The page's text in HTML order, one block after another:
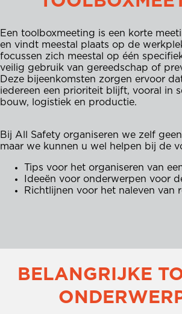
Een toolboxmeeting is een korte
en vindt meestal plaats op de
focussen zich meestal op één
veilig gebruik van gereedschap of
Deze bijeenkomsten zorgen ervoor
iedereen een prioriteit blijft, vooral in
bouw, logistiek en productie.
Bij All Safety organiseren we zelf
maar we kunnen u wel helpen bij de
Tips voor het organiseren van
Ideeën voor onderwerpen voor
Richtlijnen voor het naleven van
BELANGRIJKE